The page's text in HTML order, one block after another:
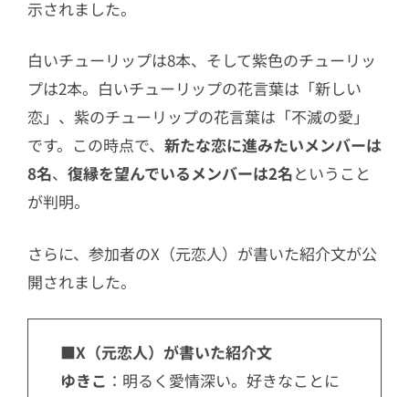
示されました。
白いチューリップは8本、そして紫色のチューリッ
プは2本。白いチューリップの花言葉は「新しい
恋」、紫のチューリップの花言葉は「不滅の愛」
です。この時点で、 新たな恋に進みたいメンバーは
8名、 復縁を望んでいるメンバーは2名ということ
が判明。
さらに、参加者のX（元恋人）が書いた紹介文が公
開されました。
■X（元恋人）が書いた紹介文
ゆきこ ：明るく愛情深い。好きなことに